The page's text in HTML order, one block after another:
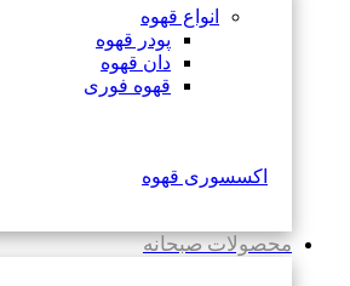
انواع قهوه
پودر قهوه
دان قهوه
قهوه فوری
اکسسوری قهوه
محصولات صبحانه